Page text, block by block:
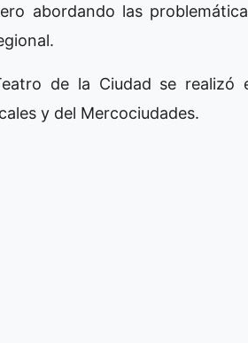
abordando las
de la Ciudad se realizó
y del Mercociudades.